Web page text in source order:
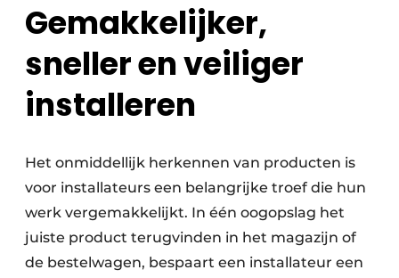
Gemakkelijker,
sneller en veiliger
installeren
Het onmiddellijk herkennen van producten is
voor installateurs een belangrijke troef die hun
werk vergemakkelijkt. In één oogopslag het
juiste product terugvinden in het magazijn of
de bestelwagen, bespaart een installateur een